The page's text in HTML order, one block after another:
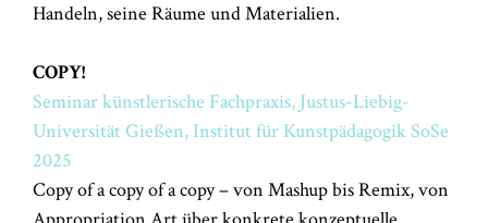
Handeln, seine Räume und Materialien.
COPY!
Seminar künstlerische Fachpraxis, Justus-Liebig-
Universität Gießen, Institut für Kunstpädagogik SoSe
2025
Copy of a copy of a copy – von Mashup bis Remix, von